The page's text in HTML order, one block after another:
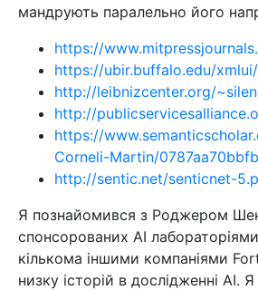
мандрують паралельно його
https://
https://ubir.buffalo.edu/
http://leibnizcenter.org/
http://
https://
Corneli-Martin/
http://sentic.net/senticnet-
Я познайомився з Роджером
спонсорованих AI
кількома іншими компаніями
низку історій в дослідженні AI.